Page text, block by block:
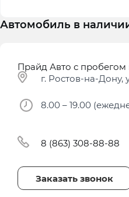
Автомобиль в
Прайд Авто с
г. Ростов-на-Дону,
8.00 – 19.00
8 (863) 308-88-88
Заказать звонок